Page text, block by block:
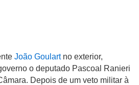
João Goulartno exterior,
o deputado Pascoal Ranieri
Depois de um veto militar à